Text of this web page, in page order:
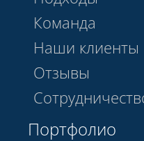
Команда
Наши клиенты
Отзывы
Портфолио